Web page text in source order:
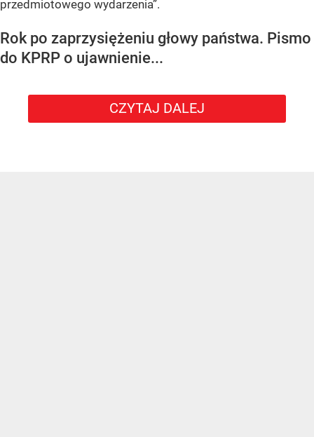
przedmiotowego wydarzenia”.
Rok po zaprzysiężeniu głowy państwa. Pismo
do KPRP o ujawnienie...
CZYTAJ DALEJ